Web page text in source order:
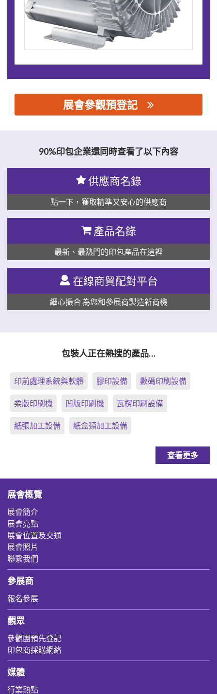
展會參觀預登記
90%印包企業還同時查看了以下內容
供應商名錄
點一下，獲取精準又安心的供應商
產品名錄
最新、最熱門的印包產品在這裡
在線商貿配對平台
細心撮合 為您和參展商製造新商機
包裝人正在熱搜的產品…
印前處理系統與軟體 膠印設備 數碼印刷設備
柔版印刷機 凹版印刷機 瓦楞印刷設備
紙張加工設備 紙盒類加工設備
查看更多
展會概覽
展會簡介
展會亮點
展會位置及交通
展會照片
聯繫我們
參展商
報名參展
觀眾
參觀團預先登記
印包商採購網絡
媒體
行業熱點